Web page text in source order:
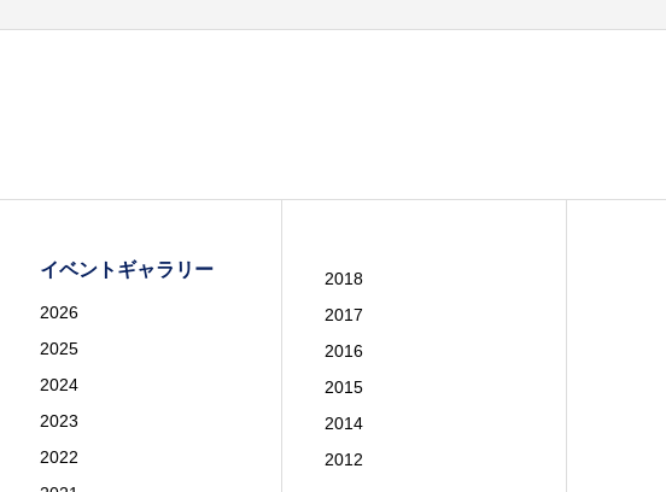
イベントギャラリー
2026
2025
2024
2023
2022
2018
2017
2016
2015
2014
2012